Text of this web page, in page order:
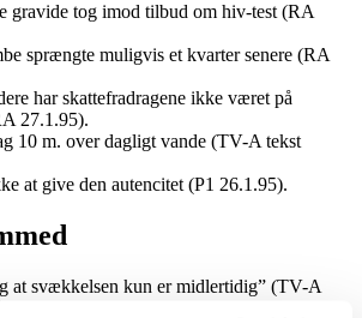
gravide tog imod tilbud om hiv-test (RA
sprængte muligvis et kvarter senere (RA
har skattefradragene ikke været på
27.1.95).
10 m. over dagligt vande (TV-A tekst
at give den autencitet (P1 26.1.95).
at svækkelsen kun er midlertidig” (TV-A
det engelske